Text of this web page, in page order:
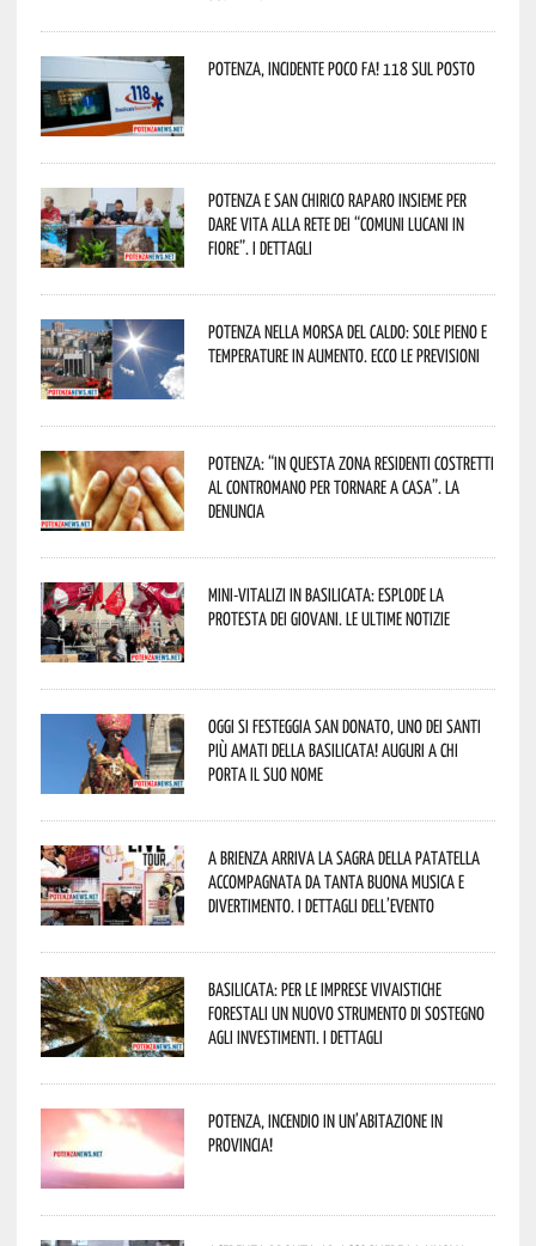
Potenza, incidente poco fa! 118 sul posto
Potenza e San Chirico Raparo insieme per
dare vita alla rete dei “Comuni Lucani in
Fiore”. I dettagli
Potenza nella morsa del caldo: sole pieno e
temperature in aumento. Ecco le previsioni
Potenza: “In questa zona residenti costretti
al contromano per tornare a casa”. La
denuncia
Mini-vitalizi in Basilicata: esplode la
protesta dei giovani. Le ultime notizie
Oggi si festeggia San Donato, uno dei Santi
più amati della Basilicata! Auguri a chi
porta il suo nome
A Brienza arriva la Sagra della Patatella
accompagnata da tanta buona musica e
divertimento. I dettagli dell’evento
Basilicata: per le imprese vivaistiche
forestali un nuovo strumento di sostegno
agli investimenti. I dettagli
Potenza, incendio in un’abitazione in
provincia!